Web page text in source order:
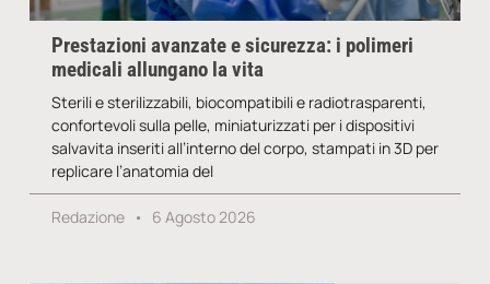
Prestazioni avanzate e sicurezza: i polimeri
medicali allungano la vita
Sterili e sterilizzabili, biocompatibili e radiotrasparenti,
confortevoli sulla pelle, miniaturizzati per i dispositivi
salvavita inseriti all’interno del corpo, stampati in 3D per
replicare l’anatomia del
Redazione 6 Agosto 2026